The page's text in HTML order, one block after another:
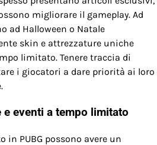
migliorare il gameplay. Ad
ad Halloween o Natale
skin e attrezzature uniche
limitato. Tenere traccia di
i giocatori a dare priorità ai loro
eventi a tempo limitato
in PUBG possono avere un